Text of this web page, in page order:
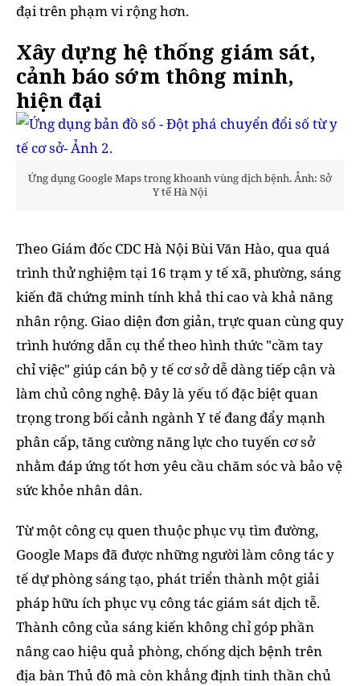
đại trên phạm vi rộng hơn.
Xây dựng hệ thống giám sát,
cảnh báo sớm thông minh,
hiện đại
Ứng dụng Google Maps trong khoanh vùng dịch bệnh. Ảnh: Sở
Y tế Hà Nội
Theo Giám đốc CDC Hà Nội Bùi Văn Hào, qua quá
trình thử nghiệm tại 16 trạm y tế xã, phường, sáng
kiến đã chứng minh tính khả thi cao và khả năng
nhân rộng. Giao diện đơn giản, trực quan cùng quy
trình hướng dẫn cụ thể theo hình thức "cầm tay
chỉ việc" giúp cán bộ y tế cơ sở dễ dàng tiếp cận và
làm chủ công nghệ. Đây là yếu tố đặc biệt quan
trọng trong bối cảnh ngành Y tế đang đẩy mạnh
phân cấp, tăng cường năng lực cho tuyến cơ sở
nhằm đáp ứng tốt hơn yêu cầu chăm sóc và bảo vệ
sức khỏe nhân dân.
Từ một công cụ quen thuộc phục vụ tìm đường,
Google Maps đã được những người làm công tác y
tế dự phòng sáng tạo, phát triển thành một giải
pháp hữu ích phục vụ công tác giám sát dịch tễ.
Thành công của sáng kiến không chỉ góp phần
nâng cao hiệu quả phòng, chống dịch bệnh trên
địa bàn Thủ đô mà còn khẳng định tinh thần chủ